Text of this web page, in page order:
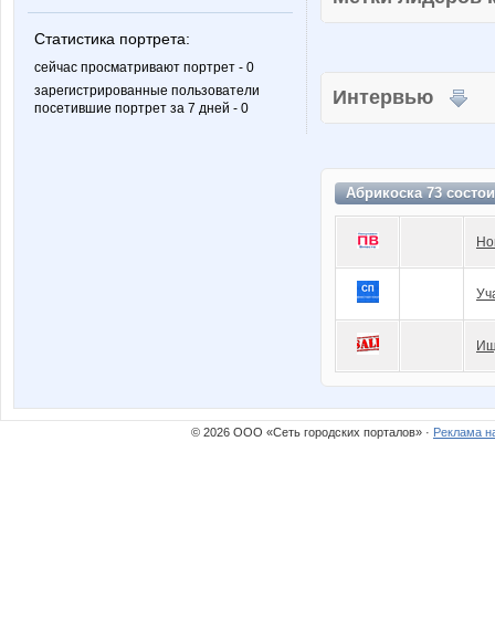
Статистика портрета:
сейчас просматривают портрет - 0
зарегистрированные пользователи
посетившие портрет за 7 дней - 0
Интервью
Абрикоска 73
© 2026 ООО «Сеть городских порталов» · Реклама